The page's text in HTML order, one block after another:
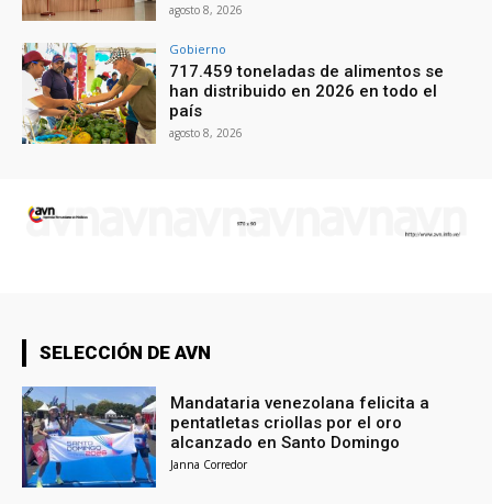
agosto 8, 2026
Gobierno
717.459 toneladas de alimentos se
han distribuido en 2026 en todo el
país
agosto 8, 2026
SELECCIÓN DE AVN
Mandataria venezolana felicita a
pentatletas criollas por el oro
alcanzado en Santo Domingo
Janna Corredor